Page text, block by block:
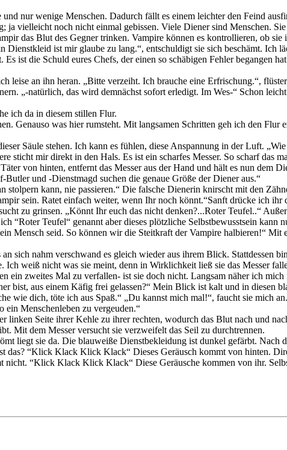
nur wenige Menschen. Dadurch fällt es einem leichter den Feind
ja vielleicht noch nicht einmal gebissen. Viele Diener sind Menschen.
das Blut des Gegner trinken. Vampire können es kontrollieren, ob
ist mir glaube zu lang.“, entschuldigt sie sich beschämt. Ich
ist die Schuld eures Chefs, der einen so schäbigen Fehler begangen
leise an ihn heran. „Bitte verzeiht. Ich brauche eine Erfrischung.“,
„-natürlich, das wird demnächst sofort erledigt. Im Wes-“ Schon
ich da in diesem stillen Flur.
Genauso was hier rumsteht. Mit langsamen Schritten geh ich den Flur
Säule stehen. Ich kann es fühlen, diese Anspannung in der Luft.
sticht mir direkt in den Hals. Es ist ein scharfes Messer. So scharf das
von hinten, entfernt das Messer aus der Hand und hält es nun dem
und -Dienstmagd suchen die genaue Größe der Diener aus.“
kann, nie passieren.“ Die falsche Dienerin knirscht mit den
sein. Ratet einfach weiter, wenn Ihr noch könnt.“Sanft drücke ich
zu grinsen. „Könnt Ihr euch das nicht denken?...Roter Teufel..“
“Roter Teufel“ genannt aber dieses plötzliche Selbstbewusstsein kann
Mensch seid. So können wir die Steitkraft der Vampire halbieren!“
sich nahm verschwand es gleich wieder aus ihrem Blick. Stattdessen
Ich weiß nicht was sie meint, denn in Wirklichkeit ließ sie das Messer
ein zweites Mal zu verfallen- ist sie doch nicht. Langsam näher ich
bist, aus einem Käfig frei gelassen?“ Mein Blick ist kalt und in diesen
wie dich, töte ich aus Spaß.“ „Du kannst mich mal!“, faucht sie mich
ein Menschenleben zu vergeuden.“
linken Seite ihrer Kehle zu ihrer rechten, wodurch das Blut nach und
Mit dem Messer versucht sie verzweifelt das Seil zu durchtrennen.
liegt sie da. Die blauweiße Dienstbekleidung ist dunkel gefärbt. Nach
“Klick Klack Klick Klack“ Dieses Geräusch kommt von hinten.
“Klick Klack Klick Klack“ Diese Geräusche kommen von ihr.